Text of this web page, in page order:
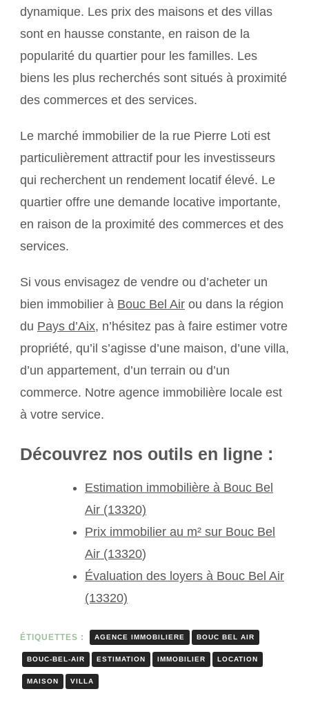
dynamique. Les prix des maisons et des villas
sont en hausse constante, en raison de la
popularité du quartier pour les familles. Les
biens les plus recherchés sont situés à proximité
des commerces et des services.
Le marché immobilier de la rue Pierre Loti est
particulièrement attractif pour les investisseurs
qui recherchent un rendement locatif élevé. Le
quartier offre une demande locative importante,
en raison de la proximité des commerces et des
services.
Si vous envisagez de vendre ou d’acheter un
bien immobilier à Bouc Bel Air ou dans la région
du Pays d’Aix, n’hésitez pas à faire estimer votre
propriété, qu’il s’agisse d’une maison, d’une villa,
d’un appartement, d’un terrain ou d’un
commerce. Notre agence immobilière locale est
à votre service.
Découvrez nos outils en ligne :
Estimation immobilière à Bouc Bel
Air (13320)
Prix immobilier au m² sur Bouc Bel
Air (13320)
Évaluation des loyers à Bouc Bel Air
(13320)
ÉTIQUETTES : AGENCE IMMOBILIERE BOUC BEL AIR
BOUC-BEL-AIR ESTIMATION IMMOBILIER LOCATION
MAISON VILLA